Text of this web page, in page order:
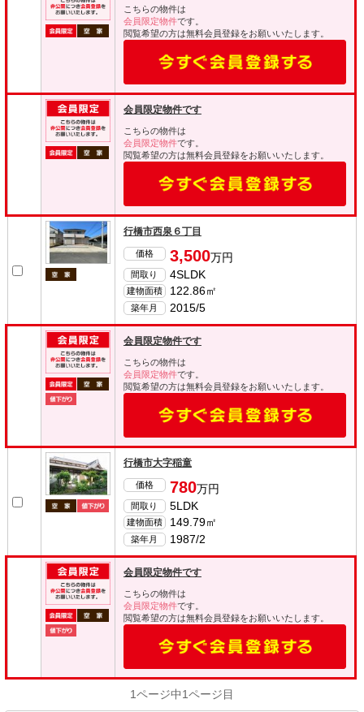
こちらの物件は
会員限定物件です。
閲覧希望の方は無料会員登録をお願いいたします。
会員限定物件です
こちらの物件は
会員限定物件です。
閲覧希望の方は無料会員登録をお願いいたします。
行橋市西泉６丁目
価格 3,500万円
間取り 4SLDK
建物面積 122.86㎡
築年月 2015/5
会員限定物件です
こちらの物件は
会員限定物件です。
閲覧希望の方は無料会員登録をお願いいたします。
行橋市大字稲童
価格 780万円
間取り 5LDK
建物面積 149.79㎡
築年月 1987/2
会員限定物件です
こちらの物件は
会員限定物件です。
閲覧希望の方は無料会員登録をお願いいたします。
1ページ中1ページ目